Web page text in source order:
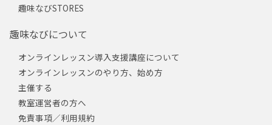
趣味なびSTORES
趣味なびについて
オンラインレッスン導入支援講座について
オンラインレッスンのやり方、始め方
主催する
教室運営者の方へ
免責事項／利用規約